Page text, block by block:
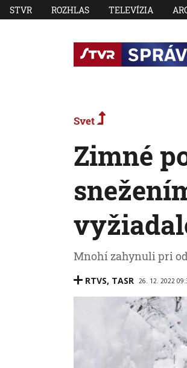
STVR ROZHLAS TELEVÍZIA
Svet
Zimné
Mnohí zahynuli pri
RTVS, TASR 26. 12. 2022